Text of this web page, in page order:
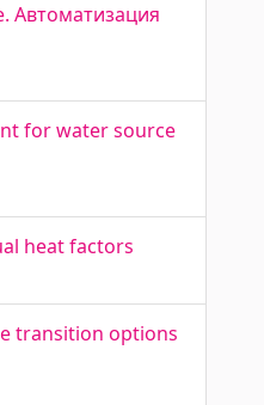
Автоматизация
for water source
heat factors
transition options